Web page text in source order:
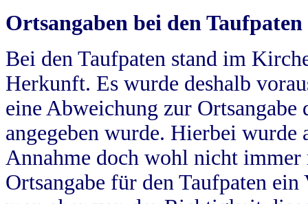
Ortsangaben bei den Taufpaten
Bei den Taufpaten stand im
Herkunft. Es wurde deshalb
eine Abweichung zur
angegeben wurde. Hierbei wurde
Annahme doch wohl nicht
Ortsangabe für den Taufpaten